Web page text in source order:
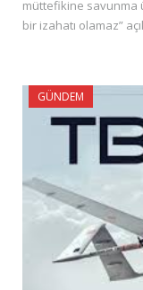
müttefikine savunma
bir izahatı olamaz”
GÜNDEM